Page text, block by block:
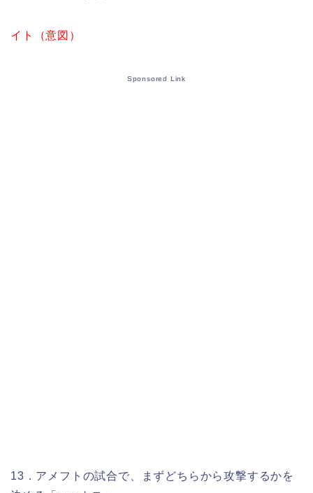
イト（意図）
Sponsored Link
13．アメフトの試合で、まずどちらから攻撃するかを